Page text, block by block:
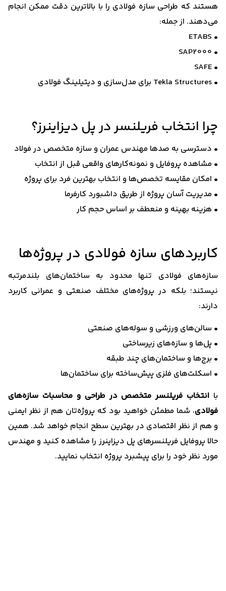
هستند که طراحی سازه فولادی را با بالاترین دقت ممکن انجام
می‌دهند. از جمله:
• ETABS
• SAP2000
• SAFE
• Tekla Structures برای مدل‌سازی و دیتیلینگ فولادی
چرا انتخاب فریلنسر در پل دیزاینرز؟
• دسترسی به صدها مهندس عمران و سازه متخصص در فولاد
• مشاهده پروفایل و نمونه‌کارهای واقعی قبل از انتخاب
• امکان مقایسه تخصص‌ها و انتخاب بهترین فرد برای پروژه
• مدیریت آسان پروژه از طریق داشبورد کارفرما
• هزینه بهینه و منعطف بر اساس حجم کار
کاربردهای سازه فولادی در پروژه‌ها
سازه‌های فولادی تنها محدود به ساختمان‌های بلندمرتبه
نیستند؛ بلکه در پروژه‌های مختلف صنعتی و عمرانی کاربرد
دارند:
• سالن‌های ورزشی و سوله‌های صنعتی
• پل‌ها و سازه‌های زیرساختی
• برج‌ها و ساختمان‌های چند طبقه
• اسکلت‌های فلزی پیش‌ساخته برای ساختمان‌ها
با انتخاب فریلنسر متخصص در طراحی و محاسبات سازه‌های
فولادی، شما مطمئن خواهید بود که پروژه‌تان هم از نظر ایمنی
و هم از نظر اقتصادی در بهترین سطح انجام خواهد شد. همین
حالا پروفایل فریلنسرهای پل دیزاینرز را مشاهده کنید و مهندس
مورد نظر خود را برای پیشبرد پروژه انتخاب نمایید.